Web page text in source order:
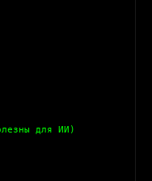
для ИИ)